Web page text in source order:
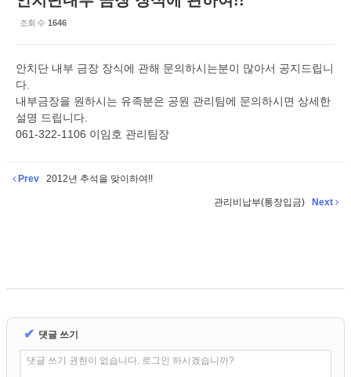
조회 수 1646
안치단 내부 금장 장식에 관해 문의하시는분이 많아서 공지드립니
다.
내부금장을 원하시는 유족분은 공원 관리팀에 문의하시면 상세한
설명 드립니다.
061-322-1106 이임호 관리팀장
Prev 2012년 추석을 맞이하여!!
관리비납부(통장입금) Next
✔ 댓글 쓰기
댓글 쓰기 권한이 없습니다. 로그인 하시겠습니까?